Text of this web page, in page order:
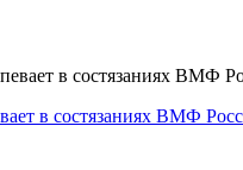
в состязаниях ВМФ